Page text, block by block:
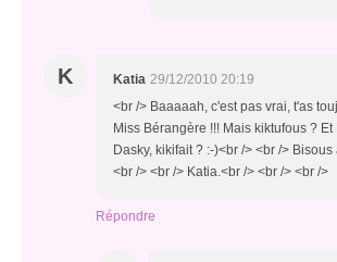
K Katia 29/12/2010 20:19
<br /> Baaaaah, c'est pas vrai, t'as
Miss Bérangère !!! Mais kiktufous ?
Dasky, kikifait ? :-)<br /> <br />
<br /> <br /> Katia.<br /> <br /> <br />
Répondre